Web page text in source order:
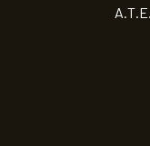
A.T.E.